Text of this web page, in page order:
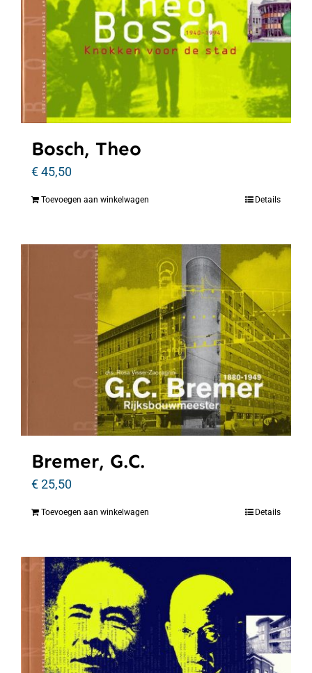
Bosch, Theo
€45,50
Toevoegen aan winkelwagen Details
Bremer, G.C.
€25,50
Toevoegen aan winkelwagen Details